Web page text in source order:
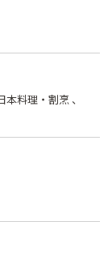
料理・割烹 、